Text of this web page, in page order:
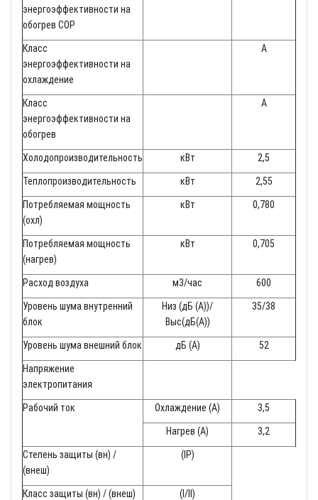
энергоэффективности на
обогрев COP
Класс
энергоэффективности на
охлаждение
A
Класс
энергоэффективности на
обогрев
A
Холодопроизводительность кВт 2,5
Теплопроизводительность кВт 2,55
Потребляемая мощность
(охл)
кВт 0,780
Потребляемая мощность
(нагрев)
кВт 0,705
Расход воздуха м3/час 600
Уровень шума внутренний
блок
Низ (дБ (A))/
Выс(дБ(A))
35/38
Уровень шума внешний блок дБ (A) 52
Напряжение
электропитания
Рабочий ток Охлаждение (A) 3,5
Нагрев (A) 3,2
Степень защиты (вн) /
(внеш)
(IP)
Класс защиты (вн) / (внеш) (I/II)